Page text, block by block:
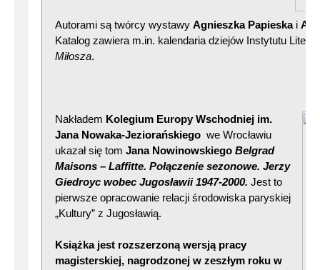
Autorami są twórcy wystawy Agnieszka Papieskai
Katalog zawiera m.in. kalendaria dziejów Instytutu
Miłosza.
Nakładem Kolegium Europy Wschodniej im.
Jana Nowaka-Jeziorańskiego we Wrocławiu
ukazał się tom Jana Nowinowskiego Belgrad
Maisons – Laffitte. Połączenie sezonowe. Jerzy
Giedroyc wobec Jugosławii 1947-2000. Jest to
pierwsze opracowanie relacji środowiska paryskiej
„Kultury” z Jugosławią.
Książka jest rozszerzoną wersją pracy
magisterskiej, nagrodzonej w zeszłym roku w